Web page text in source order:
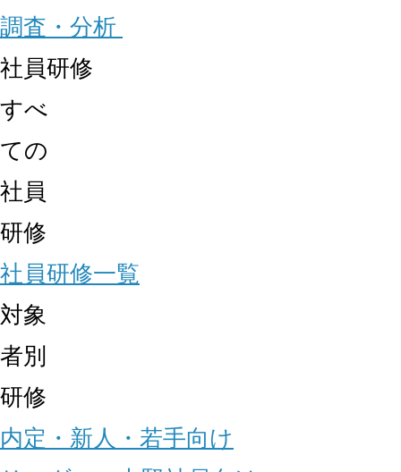
調査・分析
社員研修
すべ
ての
社員
研修
社員研修一覧
対象
者別
研修
内定・新人・若手向け